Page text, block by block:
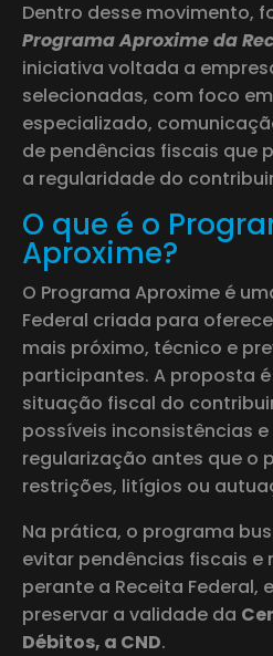
Dentro desse movimento,
Programa Aproxime da
iniciativa voltada a
selecionadas, com foco
especializado,
de pendências fiscais que
a regularidade do
O que é o
Aproxime?
O Programa Aproxime é
Federal criada para
mais próximo, técnico e
participantes. A proposta
situação fiscal do
possíveis inconsistências
regularização antes que o
restrições, litígios ou
Na prática, o programa
evitar pendências fiscais
perante a Receita Federal,
preservar a validade da
Débitos, a CND.